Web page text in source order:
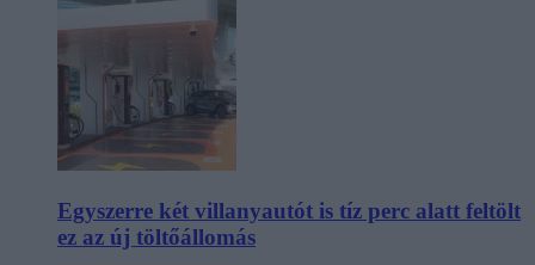
Egyszerre két villanyautót is tíz perc alatt feltölt
ez az új töltőállomás